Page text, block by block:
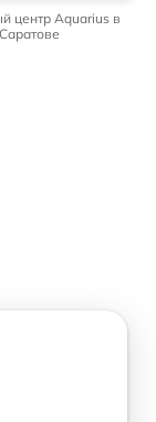
центр Aquarius в
Саратове